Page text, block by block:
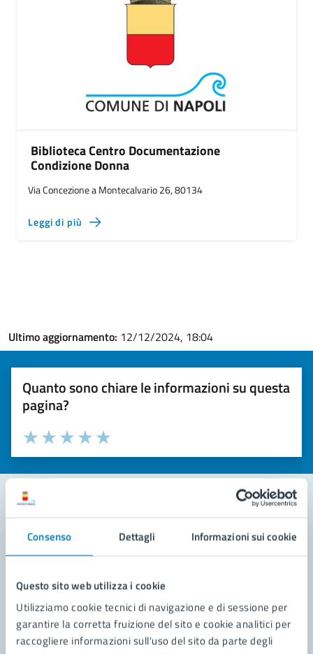
Consenso Dettagli Informazioni sui cookie
Questo sito web utilizza i cookie
Utilizziamo cookie tecnici di navigazione e di sessione per
garantire la corretta fruizione del sito e cookie analitici per
raccogliere informazioni sull'uso del sito da parte degli
Biblioteca Centro Documentazione
Condizione Donna
Via Concezione a Montecalvario 26, 80134
Leggi di più
Ultimo aggiornamento: 12/12/2024, 18:04
Quanto sono chiare le informazioni su questa
pagina?
Valuta la chiarezza delle informazioni (da 1 a 5 stelle)
Seleziona il numero di stelle per valutare la chiarezza delle
Valuta 5 stelle su 5
Valuta 4 stelle su 5
Valuta 3 stelle su 5
Valuta 2 stelle su 5
Valuta 1 stelle su 5
Contatta il comune
Leggi le domande frequenti
Richiedi assistenza
Prenota appuntamento